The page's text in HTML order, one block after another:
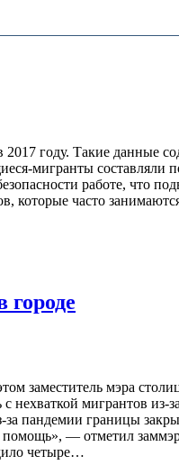
году. Такие данные
мигранты составляли
работе, что
которые часто
заместитель мэра
нехваткой мигрантов
пандемии границы
— отметил
четыре…